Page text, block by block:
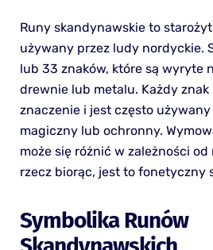
Runy skandynawskie to
używany przez ludy nordyckie.
lub 33 znaków, które są wyryte
drewnie lub metalu. Każdy znak
znaczenie i jest często używany
magiczny lub ochronny.
może się różnić w zależności
rzecz biorąc, jest to fonetyczny
Symbolika Runów